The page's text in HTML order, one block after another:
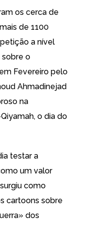
os cerca de
de 1100
a nível
sobre o
Fevereiro pelo
Ahmadinejad
na
, o dia do
testar a
um valor
como
cartoons sobre
dos